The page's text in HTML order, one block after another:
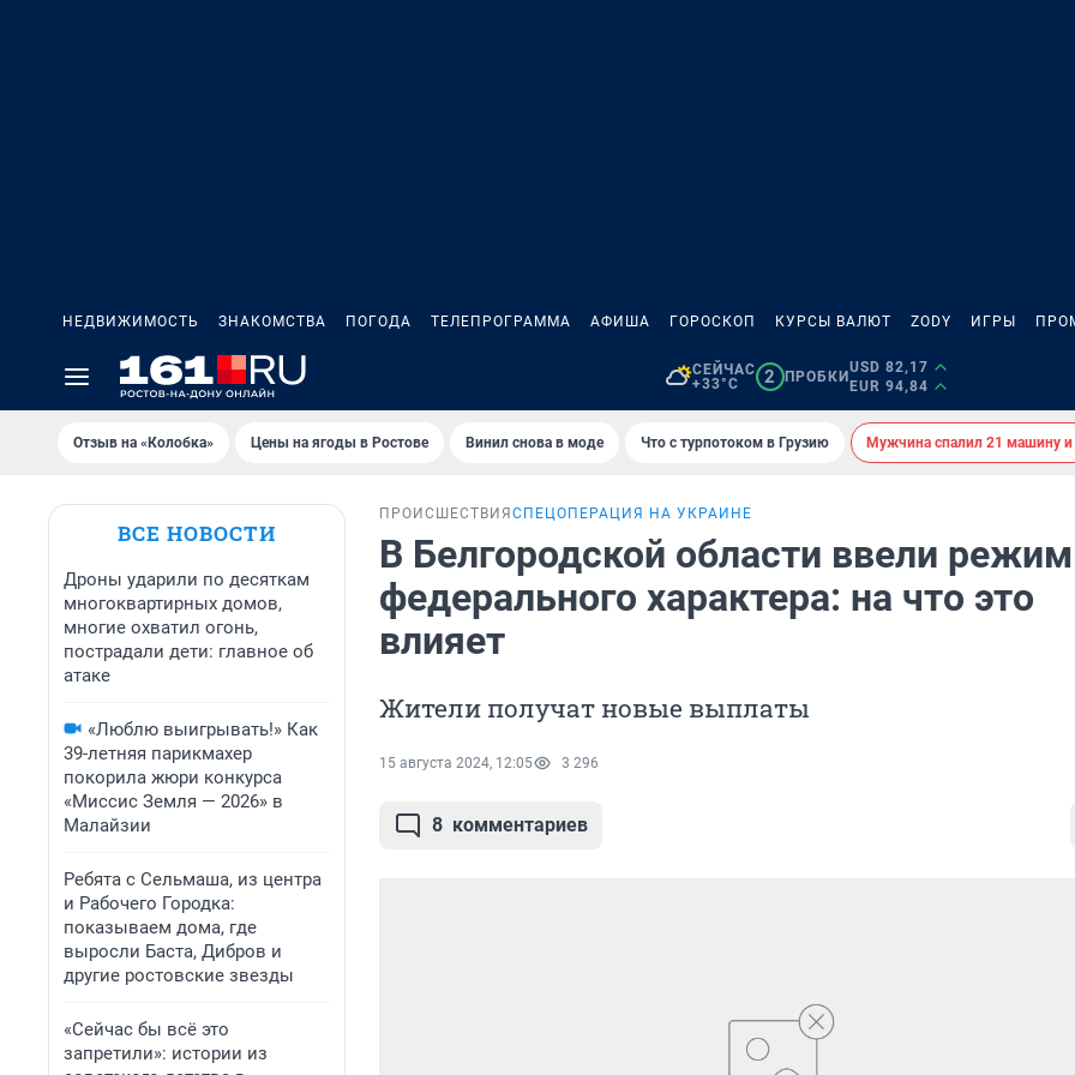
НЕДВИЖИМОСТЬ ЗНАКОМСТВА ПОГОДА ТЕЛЕПРОГРАММА АФИША ГОРОСКОП КУРСЫ ВАЛЮТ ZODY ИГРЫ
СЕЙЧАС
+33°C
2 ПРОБКИ
USD 82,17
EUR 94,84
Отзыв на «Колобка» Цены на ягоды в Ростове Винил снова в моде Что с турпотоком в Грузию Мужчина спалил 21 машину
ВСЕ НОВОСТИ
Дроны ударили по десяткам
многоквартирных домов,
многие охватил огонь,
пострадали дети: главное об
атаке
«Люблю выигрывать!» Как
39-летняя парикмахер
покорила жюри конкурса
«Миссис Земля — 2026» в
Малайзии
Ребята с Сельмаша, из центра
и Рабочего Городка:
показываем дома, где
выросли Баста, Дибров и
другие ростовские звезды
«Сейчас бы всё это
запретили»: истории из
ПРОИСШЕСТВИЯ СПЕЦОПЕРАЦИЯ НА УКРАИНЕ
В Белгородской области ввели
федерального характера: на что это
влияет
Жители получат новые выплаты
15 августа 2024, 12:05 3 296
8 комментариев